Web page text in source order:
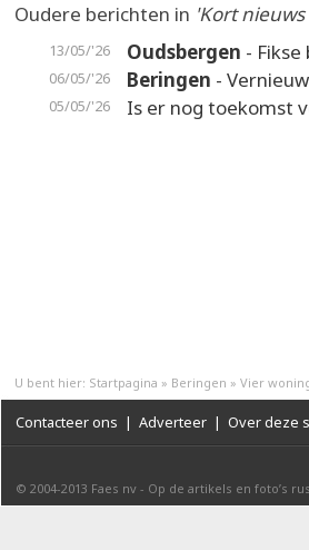
Oudere berichten in 'Kort
13/05/'26 Oudsbergen -
06/05/'26 Beringen -
05/05/'26 Is er nog toekomst
U bent hier: Startpagina » Beringen » Vier
Contacteer ons | Adverteer | Over deze
© 2004-2013 Faes nv - Op de artikels en foto’s